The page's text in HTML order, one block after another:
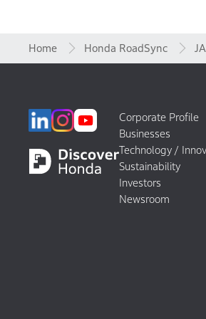
Home Honda RoadSync
Corporate Profile
Businesses
Technology /
Sustainability
Investors
Newsroom